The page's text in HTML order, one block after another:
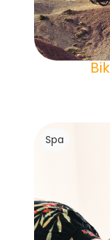
Spa